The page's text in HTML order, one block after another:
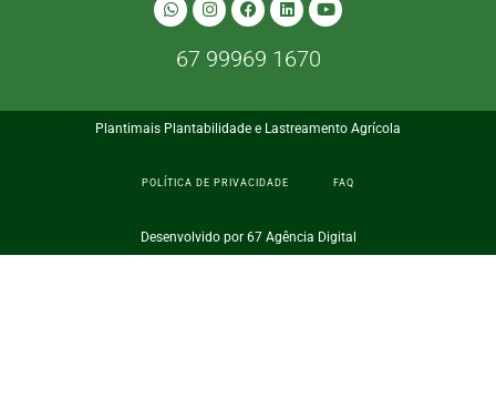
67 99969 1670
Plantimais Plantabilidade e Lastreamento Agrícola
POLÍTICA DE PRIVACIDADE FAQ
Desenvolvido por 67 Agência Digital